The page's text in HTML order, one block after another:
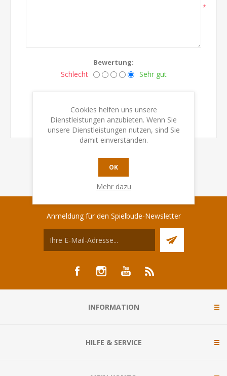
*
Bewertung:
Schlecht Sehr gut
BEWERTUNG ÜBERMITTELN
Anmeldung für den Spielbude-Newsletter
INFORMATION
HILFE & SERVICE
Cookies helfen uns unsere
Dienstleistungen anzubieten. Wenn Sie
unsere Dienstleistungen nutzen, sind Sie
damit einverstanden.
OK
Mehr dazu